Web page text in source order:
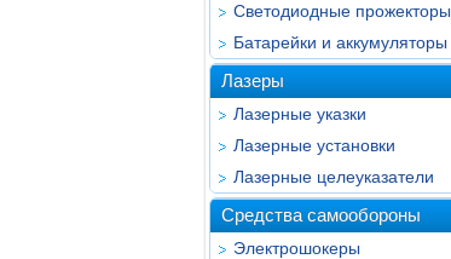
Светодиодные прожекторы
Батарейки и аккумуляторы
Лазеры
Лазерные указки
Лазерные установки
Лазерные целеуказатели
Средства самообороны
Электрошокеры